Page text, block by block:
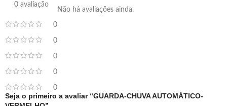
0 avaliação
0
0
0
0
0
Não há avaliações ainda.
Seja o primeiro a avaliar “GUARDA-CHUVA AUTOMÁTICO-